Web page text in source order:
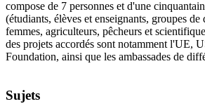
compose de 7 personnes et d'une
(étudiants, élèves et enseignants, groupes de
femmes, agriculteurs, pêcheurs et
des projets accordés sont notamment l'UE,
Foundation, ainsi que les ambassades de
Sujets